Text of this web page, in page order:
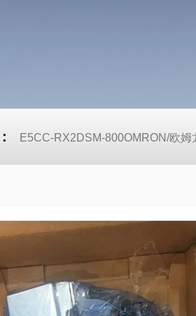
E5CC-RX2DSM-800OMRON/欧